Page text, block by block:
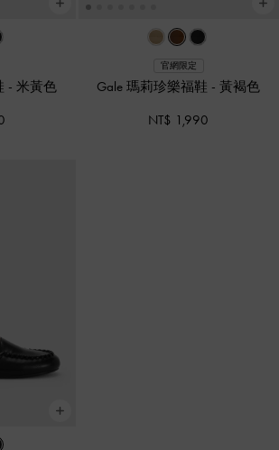
- 米黃色
官網限定
Gale 瑪莉珍樂福鞋 -黃褐色
NT$ 1,990